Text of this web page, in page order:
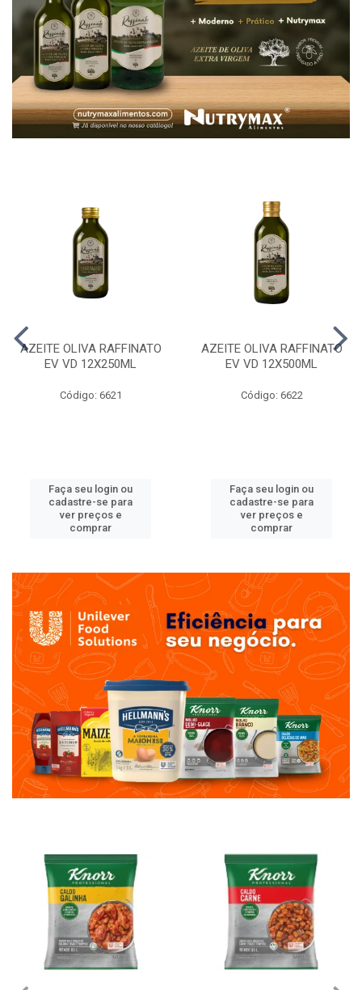
AZEITE OLIVA RAFFINATO
EV VD 12X250ML
Código: 6621
Faça seu login ou
cadastre-se para
ver preços e
comprar
AZEITE OLIVA RAFFINATO
EV VD 12X500ML
Código: 6622
Faça seu login ou
cadastre-se para
ver preços e
comprar